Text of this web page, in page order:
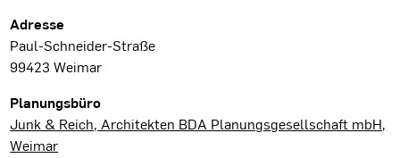
Projektdaten
Adresse
Paul-Schneider-Straße
99423 Weimar
Planungsbüro
Junk & Reich, Architekten BDA Planungsgesellschaft mbH,
Weimar